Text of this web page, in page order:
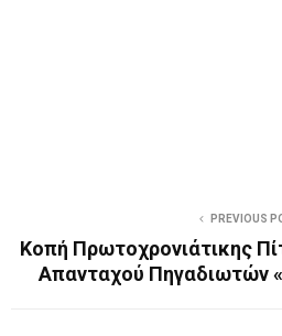
PREVIOUS
Κοπή Πρωτοχρονιάτικης
Απανταχού Πηγαδιωτών